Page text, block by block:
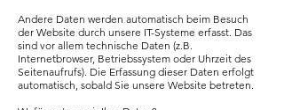
Andere Daten werden automatisch beim Besuch
der Website durch unsere IT-Systeme erfasst. Das
sind vor allem technische Daten (z.B.
Internetbrowser, Betriebssystem oder Uhrzeit des
Seitenaufrufs). Die Erfassung dieser Daten erfolgt
automatisch, sobald Sie unsere Website betreten.